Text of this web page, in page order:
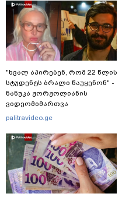
"ხვალ აპირებენ, რომ 22 წლის
სტუდენტს ბრალი წაუყენონ" -
ნანუკა ჟორჟოლიანის
ვიდეომიმართვა
palitravideo.ge